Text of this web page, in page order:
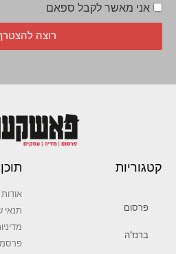
אני מאשר לקבל ספאם
רוצה
קטגוריות
פרסום
ברנז’ה
אודות
תנאי